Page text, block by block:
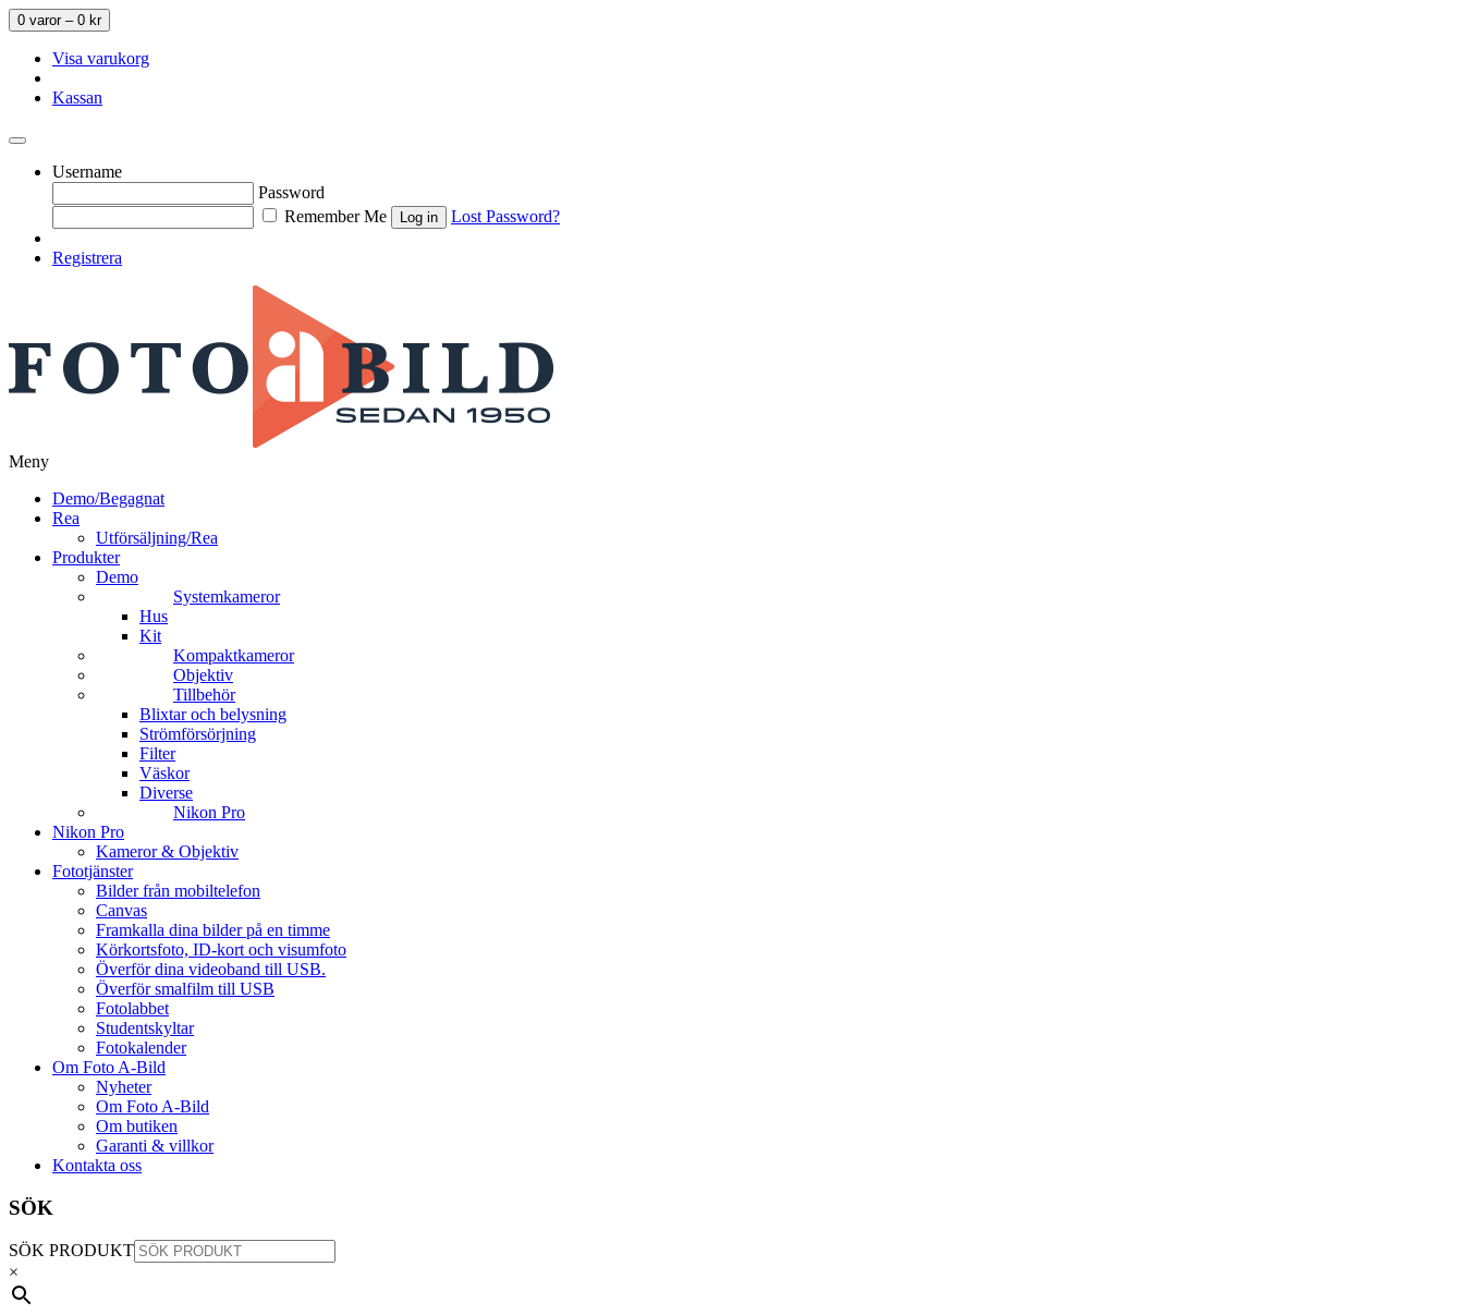
0 varor – 0 kr
Visa varukorg
Kassan
Username
Password
Remember Me
Lost Password?
Registrera
Meny
Demo/Begagnat
Rea
Utförsäljning/Rea
Produkter
Demo
Systemkameror
Hus
Kit
Kompaktkameror
Objektiv
Tillbehör
Blixtar och belysning
Strömförsörjning
Filter
Väskor
Diverse
Nikon Pro
Nikon Pro
Kameror & Objektiv
Fototjänster
Bilder från mobiltelefon
Canvas
Framkalla dina bilder på en timme
Körkortsfoto, ID-kort och visumfoto
Överför dina videoband till USB.
Överför smalfilm till USB
Fotolabbet
Studentskyltar
Fotokalender
Om Foto A-Bild
Nyheter
Om Foto A-Bild
Om butiken
Garanti & villkor
Kontakta oss
SÖK
SÖK PRODUKT
×